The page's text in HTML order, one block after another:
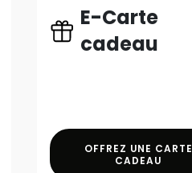
E-Carte
cadeau
OFFREZ UNE CARTE
CADEAU